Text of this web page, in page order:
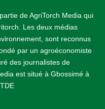
de AgriTorch Media qui
Les deux médias
sont reconnus
par un agroéconomiste
des journalistes de
est situé à Gbossimé à